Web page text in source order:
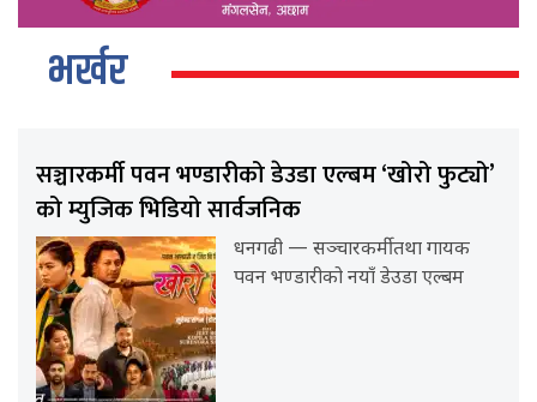
भर्खर
सञ्चारकर्मी पवन भण्डारीको डेउडा एल्बम ‘खोरो फुट्यो’
को म्युजिक भिडियो सार्वजनिक
धनगढी — सञ्चारकर्मी तथा गायक
पवन भण्डारीको नयाँ डेउडा एल्बम